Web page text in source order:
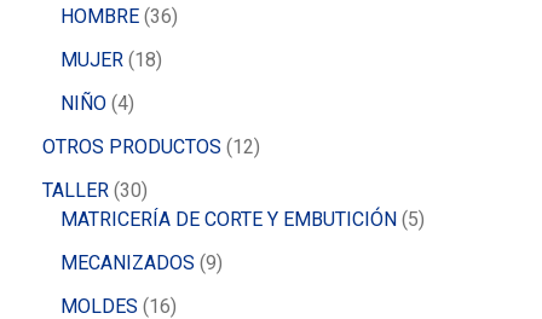
HOMBRE 36
MUJER 18
NIÑO 4
OTROS PRODUCTOS 12
TALLER 30
MATRICERÍA DE CORTE Y EMBUTICIÓN 5
MECANIZADOS 9
MOLDES 16